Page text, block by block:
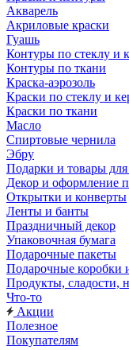
Акварель
Акриловые краски
Гуашь
Контуры по стеклу и
Контуры по ткани
Краска-аэрозоль
Краски по стеклу и
Краски по ткани
Масло
Спиртовые чернила
Эбру
Подарки и товары для
Декор и оформление
Открытки и конверты
Ленты и банты
Праздничный декор
Упаковочная бумага
Подарочные пакеты
Подарочные коробки
Продукты, сладости,
Что-то
Акции
Полезное
Покупателям